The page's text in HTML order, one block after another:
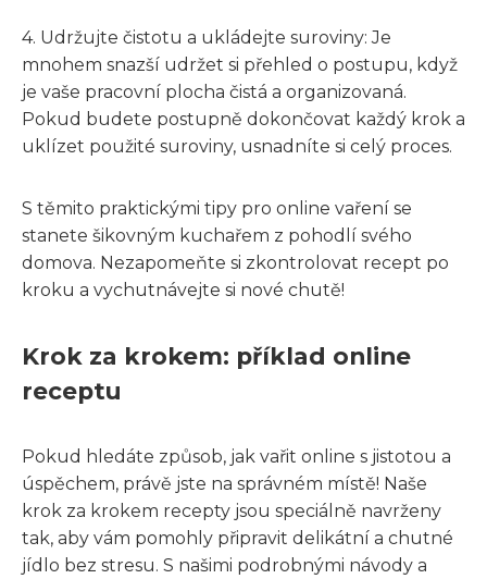
4. Udržujte čistotu a ukládejte suroviny: Je
mnohem snazší udržet si přehled o postupu, když
je vaše pracovní plocha čistá a organizovaná.
Pokud budete postupně dokončovat každý krok a
uklízet použité suroviny, usnadníte si celý proces.
S těmito praktickými tipy pro online vaření se
stanete šikovným kuchařem z pohodlí svého
domova. Nezapomeňte si zkontrolovat recept po
kroku a vychutnávejte si nové chutě!
Krok za krokem: příklad online
receptu
Pokud hledáte způsob, jak vařit online s jistotou a
úspěchem, právě jste na správném místě! Naše
krok za krokem recepty jsou speciálně navrženy
tak, aby vám pomohly připravit delikátní a chutné
jídlo bez stresu. S našimi podrobnými návody a